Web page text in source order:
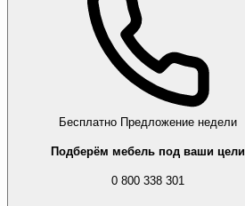
Бесплатно Предложение недели
Подберём мебель под ваши цели
0 800 338 301